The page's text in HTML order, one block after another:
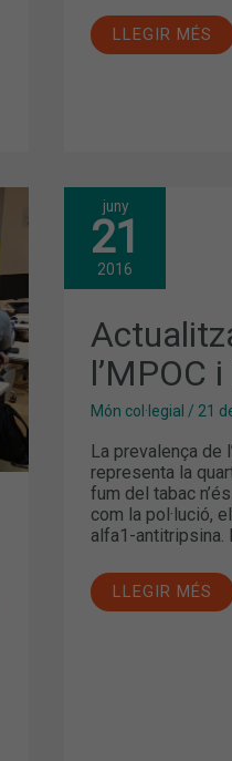
LLEGIR MÉS
juny
21
2016
l’MPOC
Món col·legial / 21
La prevalença de
representa la
fum del tabac
com la pol·lució,
alfa1-antitripsina.
EN
LA
GESTIÓ
DE
L’ASMA
LLEGIR MÉS